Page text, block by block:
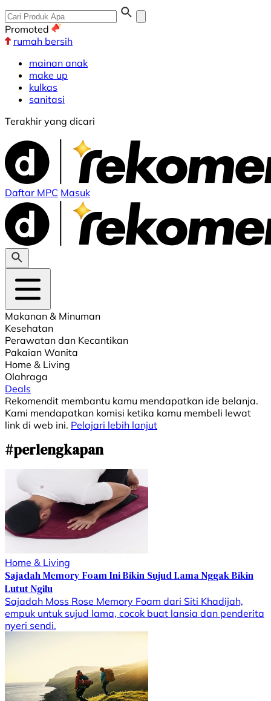
Promoted
rumah bersih
mainan anak
make up
kulkas
sanitasi
Terakhir yang dicari
Daftar MPC Masuk
Makanan & Minuman
Kesehatan
Perawatan dan Kecantikan
Pakaian Wanita
Home & Living
Olahraga
Deals
Rekomendit membantu kamu mendapatkan ide belanja.
Kami mendapatkan komisi ketika kamu membeli lewat
link di web ini. Pelajari lebih lanjut
#perlengkapan
Home & Living
Sajadah Memory Foam Ini Bikin Sujud Lama Nggak Bikin
Lutut Ngilu
Sajadah Moss Rose Memory Foam dari Siti Khadijah,
empuk untuk sujud lama, cocok buat lansia dan penderita
nyeri sendi.